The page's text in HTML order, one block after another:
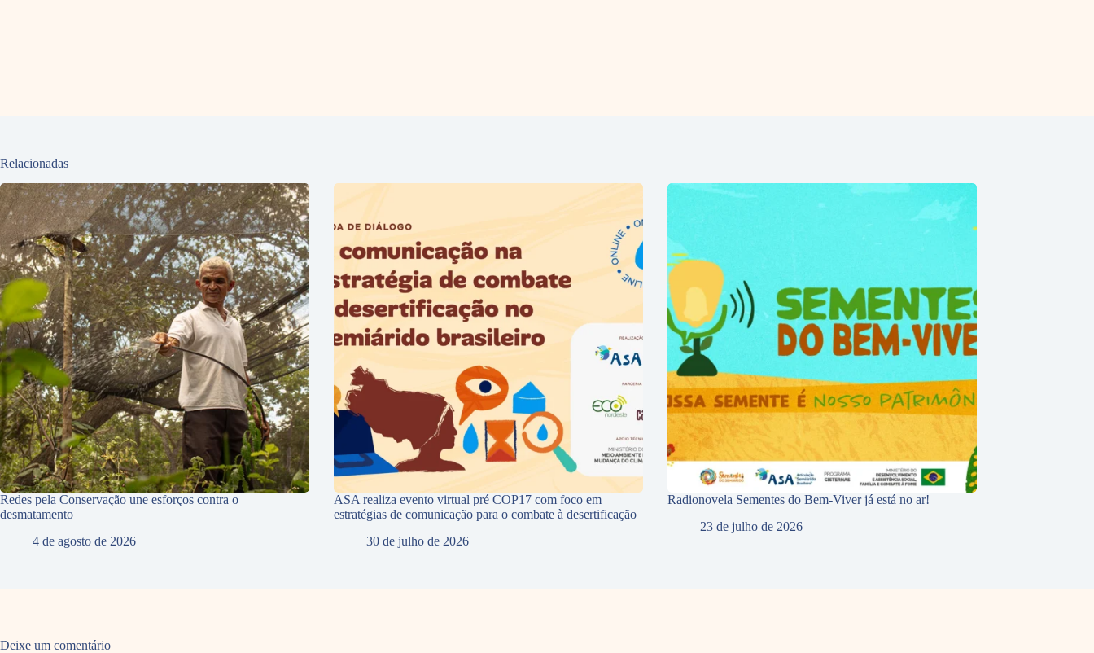
Relacionadas
Redes pela Conservação une esforços contra o
desmatamento
4 de agosto de 2026
ASA realiza evento virtual pré COP17 com foco em
estratégias de comunicação para o combate à desertificação
30 de julho de 2026
Radionovela Sementes do Bem-Viver já está no ar!
23 de julho de 2026
Deixe um comentário